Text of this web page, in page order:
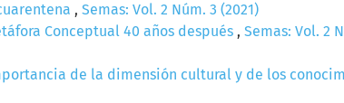
, Semas: Vol. 2 Núm. 3 (2021)
Conceptual 40 años después , Semas: Vol. 2
de la dimensión cultural y de los